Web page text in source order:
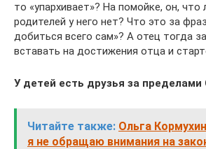
то «упархивает»? На помойке, он, что
родителей у него нет? Что это за
добиться всего сам»? А отец тогда
вставать на достижения отца и
У детей есть друзья за пределами
Читайте также: Ольга
я не обращаю внимания на